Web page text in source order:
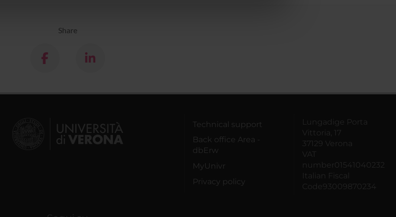
Share
Technical support
Back office Area -
dbErw
MyUnivr
Privacy policy
Lungadige Porta
Vittoria, 17
37129 Verona
VAT
number01541040232
Italian Fiscal
Code93009870234